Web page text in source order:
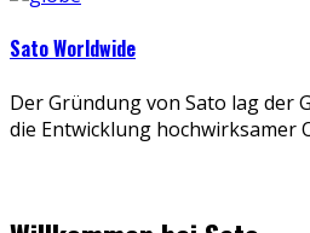
Sato Worldwide
Der Gründung von Sato lag der
die Entwicklung hochwirksamer